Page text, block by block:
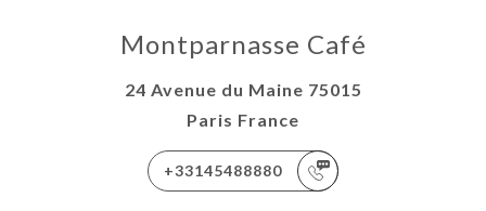
Montparnasse Café
24 Avenue du Maine 75015
Paris France
+33145488880